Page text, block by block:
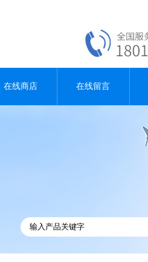
在线商店 在线留言